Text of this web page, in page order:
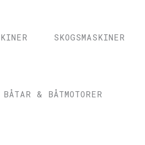
SKOGSMASKINER
BÅTAR & BÅTMOTORER